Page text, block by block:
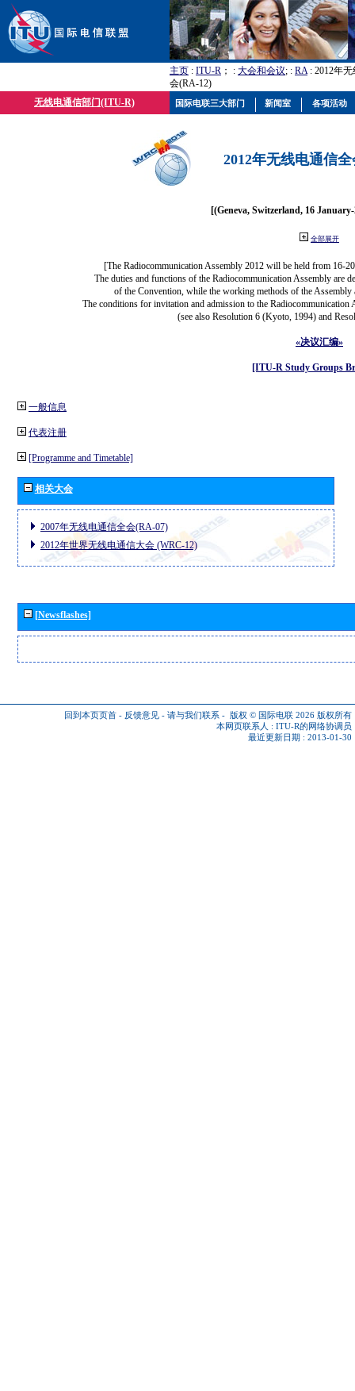
主页 : ITU-R ； : 大会和会议; : RA: 2012年
会(RA-12)
无线电通信部门(ITU-R)
2012年无线电通信
[(Geneva, Switzerland, 16
全部展开
[The Radiocommunication Assembly 2012 will be held from 16-
The duties and functions of the Radiocommunication Assembly are
of the Convention, while the working methods of the
The conditions for invitation and admission to the
(see also Resolution 6 (Kyoto, 1994) and
«决议汇编»
[ITU-R Study Groups
一般信息
代表注册
[Programme and Timetable]
相关大会
2007年无线电通信全会(RA-07)
2012年世界无线电通信大会 (WRC-12)
[Newsflashes]
回到本页页首 - 反馈意见 - 请与我们联系 - 版权 © 国际电联 2026 版权所有
本网页联系人 : ITU-R的网络协调员
最近更新日期 : 2013-01-30
国际电联三大部门 新闻室 各项活动